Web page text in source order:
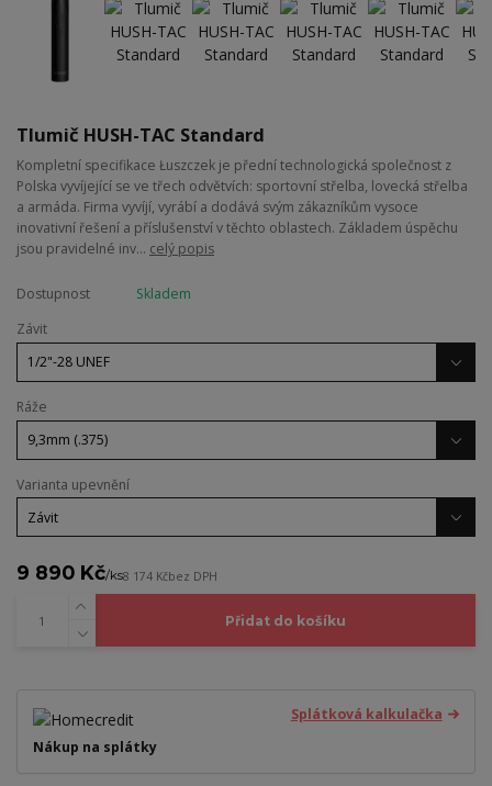
Tlumič HUSH-TAC Standard
Kompletní specifikace Łuszczek je přední technologická společnost z
Polska vyvíjející se ve třech odvětvích: sportovní střelba, lovecká střelba
a armáda. Firma vyvíjí, vyrábí a dodává svým zákazníkům vysoce
inovativní řešení a příslušenství v těchto oblastech. Základem úspěchu
jsou pravidelné inv... celý popis
Dostupnost
Skladem
Závit
Ráže
Varianta upevnění
9 890 Kč/ks8 174 Kčbez DPH
Přidat do košíku
Splátková kalkulačka
Nákup na splátky